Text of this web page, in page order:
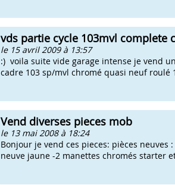
vds partie cycle 103mvl complete
le 15 avril 2009 à 13:57
:) voila suite vide garage intense je vend
cadre 103 sp/mvl chromé quasi neuf
Vend diverses pieces mob
le 13 mai 2008 à 18:24
Bonjour je vend ces pieces: pièces
neuve jaune -2 manettes chromés starter